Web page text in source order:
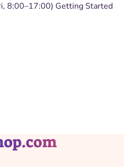
8:00–17:00) Getting Started